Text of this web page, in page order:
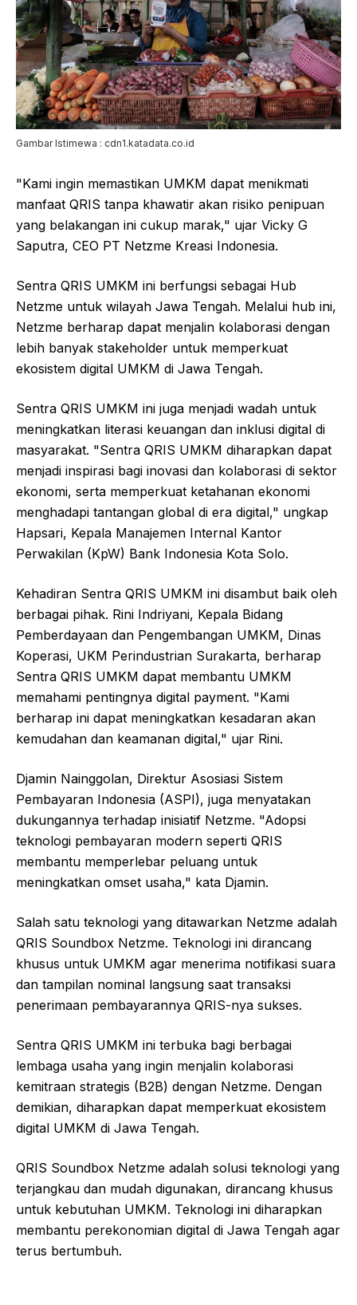
Gambar Istimewa : cdn1.katadata.co.id
"Kami ingin memastikan UMKM dapat menikmati
manfaat QRIS tanpa khawatir akan risiko penipuan
yang belakangan ini cukup marak," ujar Vicky G
Saputra, CEO PT Netzme Kreasi Indonesia.
Sentra QRIS UMKM ini berfungsi sebagai Hub
Netzme untuk wilayah Jawa Tengah. Melalui hub ini,
Netzme berharap dapat menjalin kolaborasi dengan
lebih banyak stakeholder untuk memperkuat
ekosistem digital UMKM di Jawa Tengah.
Sentra QRIS UMKM ini juga menjadi wadah untuk
meningkatkan literasi keuangan dan inklusi digital di
masyarakat. "Sentra QRIS UMKM diharapkan dapat
menjadi inspirasi bagi inovasi dan kolaborasi di sektor
ekonomi, serta memperkuat ketahanan ekonomi
menghadapi tantangan global di era digital," ungkap
Hapsari, Kepala Manajemen Internal Kantor
Perwakilan (KpW) Bank Indonesia Kota Solo.
Kehadiran Sentra QRIS UMKM ini disambut baik oleh
berbagai pihak. Rini Indriyani, Kepala Bidang
Pemberdayaan dan Pengembangan UMKM, Dinas
Koperasi, UKM Perindustrian Surakarta, berharap
Sentra QRIS UMKM dapat membantu UMKM
memahami pentingnya digital payment. "Kami
berharap ini dapat meningkatkan kesadaran akan
kemudahan dan keamanan digital," ujar Rini.
Djamin Nainggolan, Direktur Asosiasi Sistem
Pembayaran Indonesia (ASPI), juga menyatakan
dukungannya terhadap inisiatif Netzme. "Adopsi
teknologi pembayaran modern seperti QRIS
membantu memperlebar peluang untuk
meningkatkan omset usaha," kata Djamin.
Salah satu teknologi yang ditawarkan Netzme adalah
QRIS Soundbox Netzme. Teknologi ini dirancang
khusus untuk UMKM agar menerima notifikasi suara
dan tampilan nominal langsung saat transaksi
penerimaan pembayarannya QRIS-nya sukses.
Sentra QRIS UMKM ini terbuka bagi berbagai
lembaga usaha yang ingin menjalin kolaborasi
kemitraan strategis (B2B) dengan Netzme. Dengan
demikian, diharapkan dapat memperkuat ekosistem
digital UMKM di Jawa Tengah.
QRIS Soundbox Netzme adalah solusi teknologi yang
terjangkau dan mudah digunakan, dirancang khusus
untuk kebutuhan UMKM. Teknologi ini diharapkan
membantu perekonomian digital di Jawa Tengah agar
terus bertumbuh.